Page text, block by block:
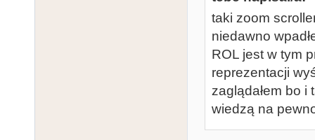
taki zoom
niedawno
ROL jest w tym
reprezentacji
zaglądałem bo i
wiedzą na